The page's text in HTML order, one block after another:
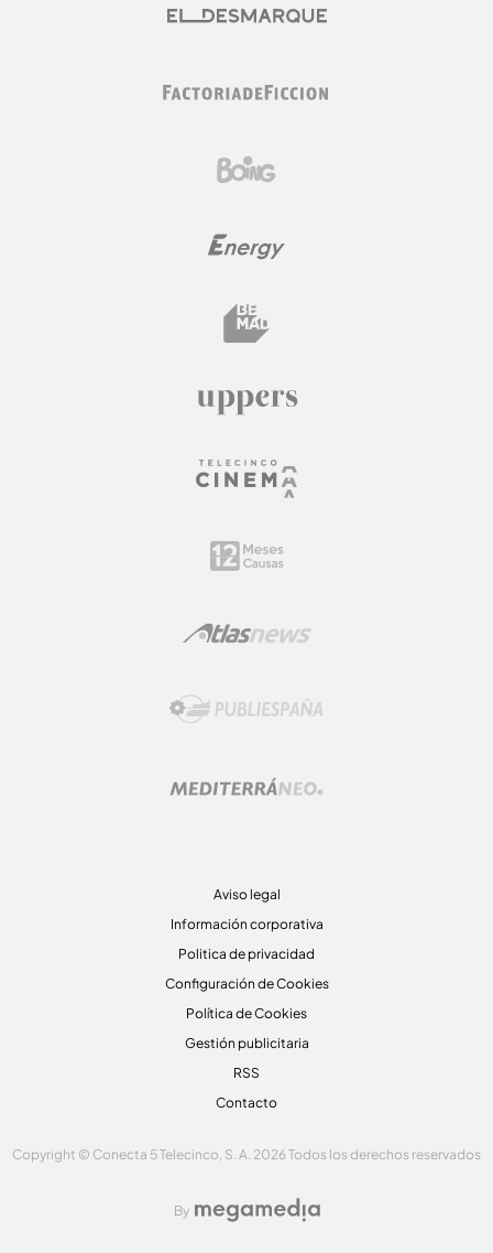
Aviso legal
Información corporativa
Politica de privacidad
Configuración de Cookies
Política de Cookies
Gestión publicitaria
RSS
Contacto
Copyright © Conecta 5 Telecinco, S. A. 2026 Todos los derechos reservados
By